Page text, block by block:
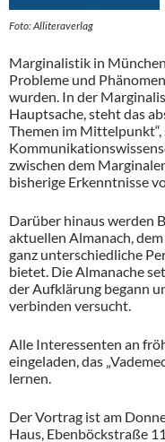
Foto: Alliteraverlag
Marginalistik in
Probleme und
wurden. In der
Hauptsache, steht das
Themen im Mittelpunkt“,
zwischen dem
bisherige Erkenntnisse
Darüber hinaus werden
aktuellen Almanach,
ganz unterschiedliche
bietet. Die Almanache
der Aufklärung begann
verbinden versucht.
Alle Interessenten an
eingeladen, das
lernen.
Der Vortrag ist am
Haus, Ebenböckstraße